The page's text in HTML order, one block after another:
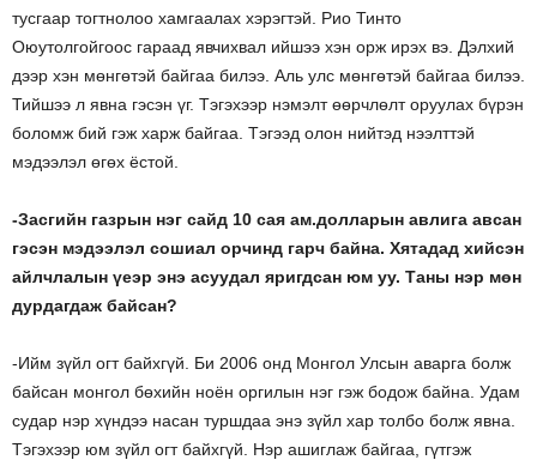
тусгаар тогтнолоо хамгаалах хэрэгтэй. Рио Тинто
Оюутолгойгоос гараад явчихвал ийшээ хэн орж ирэх вэ. Дэлхий
дээр хэн мөнгөтэй байгаа билээ. Аль улс мөнгөтэй байгаа билээ.
Тийшээ л явна гэсэн үг. Тэгэхээр нэмэлт өөрчлөлт оруулах бүрэн
боломж бий гэж харж байгаа. Тэгээд олон нийтэд нээлттэй
мэдээлэл өгөх ёстой.
-Засгийн газрын нэг сайд 10 сая ам.долларын авлига авсан
гэсэн мэдээлэл сошиал орчинд гарч байна. Хятадад хийсэн
айлчлалын үеэр энэ асуудал яригдсан юм уу. Таны нэр мөн
дурдагдаж байсан?
-Ийм зүйл огт байхгүй. Би 2006 онд Монгол Улсын аварга болж
байсан монгол бөхийн ноён оргилын нэг гэж бодож байна. Удам
судар нэр хүндээ насан туршдаа энэ зүйл хар толбо болж явна.
Тэгэхээр юм зүйл огт байхгүй. Нэр ашиглаж байгаа, гүтгэж